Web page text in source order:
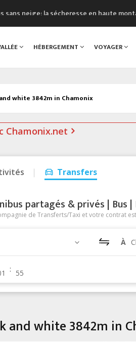
sans neige: la sécheresse en haute
magasin de course à pied à
Classics Festival
HÉBERGEMENT VOYAGER
white 3842m in Chamonix
Chamonix.net
Transfers
partagés & privés | Bus |
de Transferts/Taxi et votre contrat
À
:
and white 3842m in